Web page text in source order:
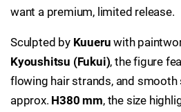
want a premium, limited release.
Sculpted by Kuueru with
Kyoushitsu (Fukui), the figure
flowing hair strands, and smooth
approx. H380 mm, the size